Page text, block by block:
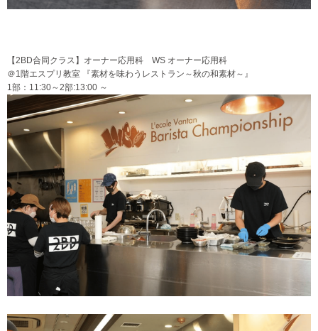
【2BD合同クラス】オーナー応用科 WS オーナー応用科
＠1階エスプリ教室 『素材を味わうレストラン～秋の和素材～』
1部：11:30～2部:13:00 ～